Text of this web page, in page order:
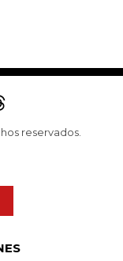
reservados.